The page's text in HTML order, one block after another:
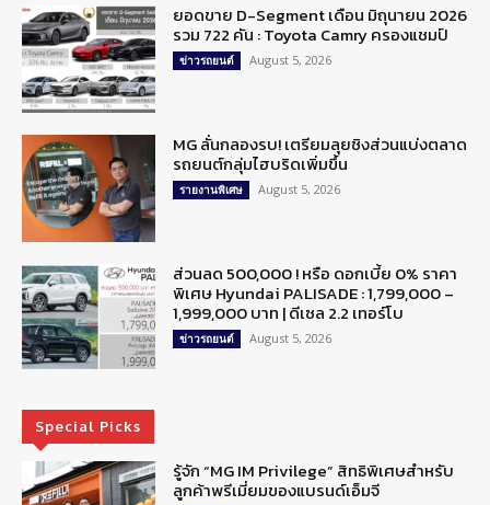
ยอดขาย D-Segment เดือน มิถุนายน 2026
รวม 722 คัน : Toyota Camry ครองแชมป์
ข่าวรถยนต์ August 5, 2026
MG ลั่นกลองรบ! เตรียมลุยชิงส่วนแบ่งตลาด
รถยนต์กลุ่มไฮบริดเพิ่มขึ้น
รายงานพิเศษ August 5, 2026
ส่วนลด 500,000 ! หรือ ดอกเบี้ย 0% ราคา
พิเศษ Hyundai PALISADE : 1,799,000 –
1,999,000 บาท | ดีเซล 2.2 เทอร์โบ
ข่าวรถยนต์ August 5, 2026
Special Picks
รู้จัก “MG IM Privilege” สิทธิพิเศษสำหรับ
ลูกค้าพรีเมี่ยมของแบรนด์เอ็มจี